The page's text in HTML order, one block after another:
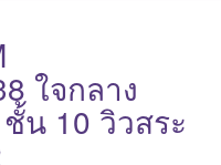
n
ใจกลาง
น 10 วิวสระ